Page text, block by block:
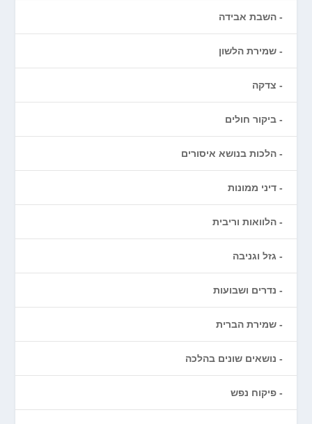
השבת אבידה
שמירת הלשון
צדקה
ביקור חולים
הלכות בנושא איסורים
דיני ממונות
הלוואות וריבית
גזל וגניבה
נדרים ושבועות
שמירת הברית
נושאים שונים בהלכה
פיקוח נפש